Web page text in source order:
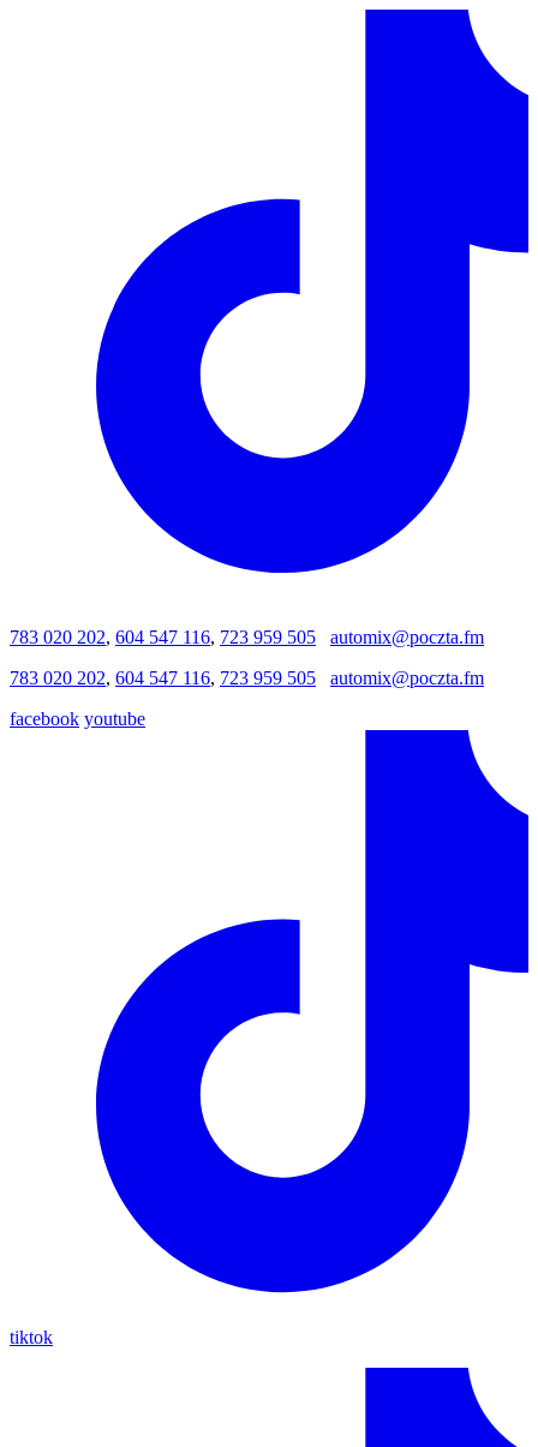
783 020 202, 604 547 116, 723 959 505
automix@poczta.fm
783 020 202, 604 547 116, 723 959 505
automix@poczta.fm
facebook youtube
tiktok